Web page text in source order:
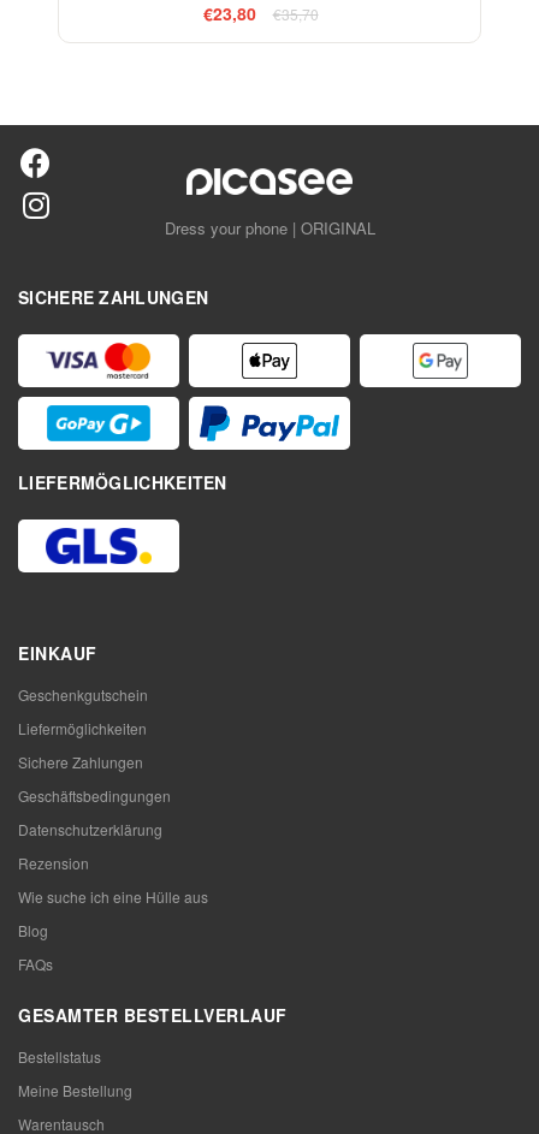
€23,80
€35,70
Dress your phone | ORIGINAL
SICHERE ZAHLUNGEN
LIEFERMÖGLICHKEITEN
EINKAUF
Geschenkgutschein
Liefermöglichkeiten
Sichere Zahlungen
Geschäftsbedingungen
Datenschutzerklärung
Rezension
Wie suche ich eine Hülle aus
Blog
FAQs
GESAMTER BESTELLVERLAUF
Bestellstatus
Meine Bestellung
Warentausch